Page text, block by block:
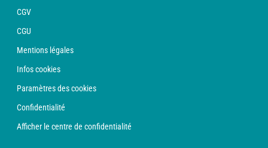
CGV
CGU
Mentions légales
Infos cookies
Paramètres des cookies
Confidentialité
Afficher le centre de confidentialité